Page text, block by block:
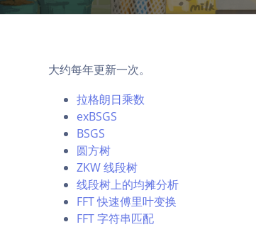
大约每年更新一次。
拉格朗日乘数
exBSGS
BSGS
圆方树
ZKW 线段树
线段树上的均摊分析
FFT 快速傅里叶变换
FFT 字符串匹配